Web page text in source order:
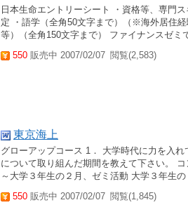
日本生命エントリーシート ・資格等、専門
定 ・語学（全角50文字まで）（※海外居住
等）（全角150文字まで） ファイナンスゼ
550 販売中 2007/02/07 閲覧(2,583)
東京海上
グローアップコース 1． 大学時代に力を入
について取り組んだ期間を教えて下さい。
～大学３年生の２月、ゼミ活動 大学３年生
550 販売中 2007/02/07 閲覧(1,845)